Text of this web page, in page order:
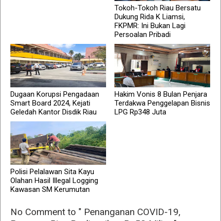
Tokoh-Tokoh Riau Bersatu
Dukung Rida K Liamsi,
FKPMR: Ini Bukan Lagi
Persoalan Pribadi
Dugaan Korupsi Pengadaan
Smart Board 2024, Kejati
Geledah Kantor Disdik Riau
Hakim Vonis 8 Bulan Penjara
Terdakwa Penggelapan Bisnis
LPG Rp348 Juta
Polisi Pelalawan Sita Kayu
Olahan Hasil Illegal Logging
Kawasan SM Kerumutan
No Comment to " Penanganan COVID-19,